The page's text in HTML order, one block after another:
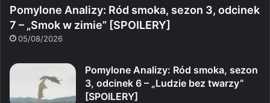
Pomylone Analizy: Ród smoka, sezon 3, odcinek
7 – „Smok w zimie” [SPOILERY]
05/08/2026
Pomylone Analizy: Ród smoka, sezon
3, odcinek 6 – „Ludzie bez twarzy”
[SPOILERY]